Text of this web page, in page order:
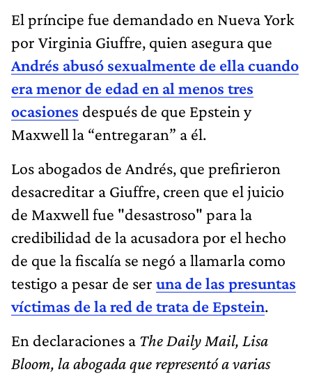
El príncipe fue demandado en Nueva York
por Virginia Giuffre, quien asegura que
Andrés abusó sexualmente de ella cuando
era menor de edad en al menos tres
ocasiones después de que Epstein y
Maxwell la “entregaran” a él.
Los abogados de Andrés, que prefirieron
desacreditar a Giuffre, creen que el juicio
de Maxwell fue "desastroso" para la
credibilidad de la acusadora por el hecho
de que la fiscalía se negó a llamarla como
testigo a pesar de ser una de las presuntas
víctimas de la red de trata de Epstein.
En declaraciones a The Daily Mail, Lisa
Bloom, la abogada que representó a varias